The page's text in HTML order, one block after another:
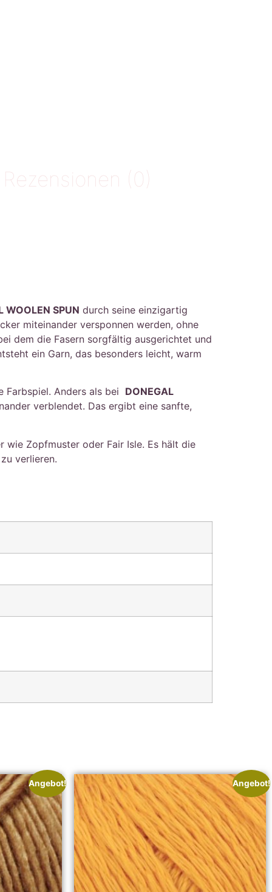
Rezensionen (0)
WOOLEN SPUN durch seine einzigartig
miteinander versponnen werden, ohne
dem die Fasern sorgfältig ausgerichtet und
ein Garn, das besonders leicht, warm
Anders als bei DONEGAL
verblendet. Das ergibt eine sanfte,
Zopfmuster oder Fair Isle. Es hält die
verlieren.
Angebot! Angebot!